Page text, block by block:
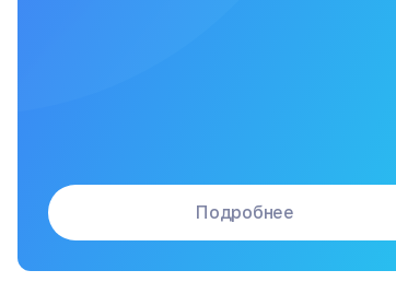
Подробнее